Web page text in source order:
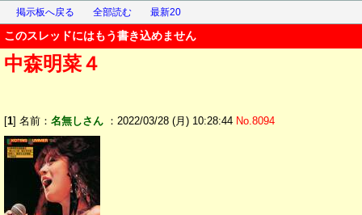
掲示板へ戻る 全部読む 最新20
このスレッドにはもう書き込めません
中森明菜４
[1] 名前： 名無しさん ：2022/03/28 (月) 10:28:44 No.8094